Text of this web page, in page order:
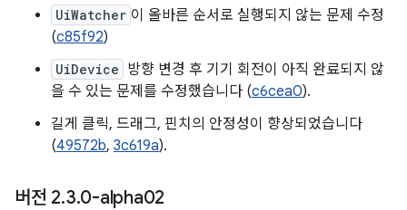
UiWatcher 이 올바른 순서로 실행되지 않는 문제 수정
(c85f92)
UiDevice 방향 변경 후 기기 회전이 아직 완료되지 않
을 수 있는 문제를 수정했습니다 (c6cea0).
길게 클릭, 드래그, 핀치의 안정성이 향상되었습니다
(49572b, 3c619a).
버전 2.3.0-alpha02